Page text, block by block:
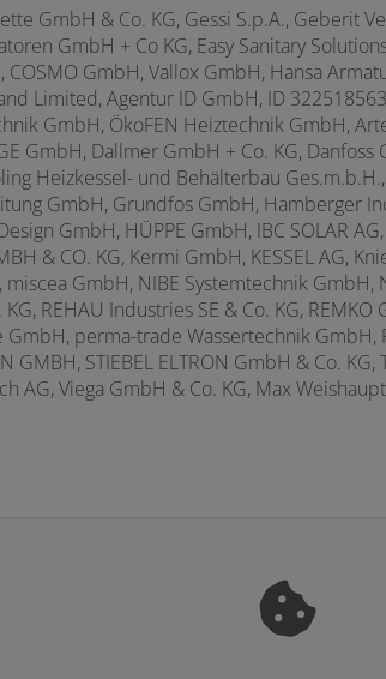
GmbH & Co. KG, Gessi S.p.A.,
GmbH + Co KG, Easy Sanitary
COSMO GmbH, Vallox GmbH, Hansa
Limited, Agentur ID GmbH, ID
GmbH, ÖkoFEN Heiztechnik GmbH,
GmbH, Dallmer GmbH + Co. KG,
Heizkessel- und Behälterbau
GmbH, Grundfos GmbH, Hamberger
GmbH, HÜPPE GmbH, IBC SOLAR
& CO. KG, Kermi GmbH, KESSEL AG,
GmbH, NIBE Systemtechnik GmbH,
REHAU Industries SE & Co. KG, REMKO
perma-trade Wassertechnik
GMBH, STIEBEL ELTRON GmbH & Co.
AG, Viega GmbH & Co. KG, Max